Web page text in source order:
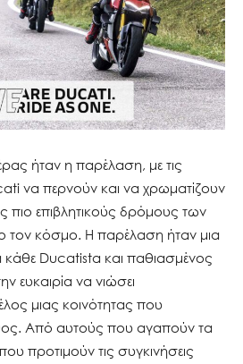
ήταν η παρέλαση, με τις
να περνούν και να χρωματίζουν
πιο επιβλητικούς δρόμους των
τον κόσμο. Η παρέλαση ήταν μια
κάθε Ducatista και παθιασμένος
ευκαιρία να νιώσει
μιας κοινότητας που
Από αυτούς που αγαπούν τα
που προτιμούν τις συγκινήσεις